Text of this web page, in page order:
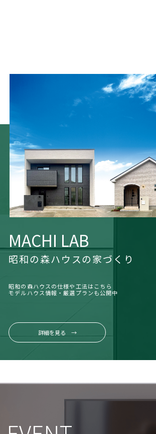
MACHI LAB
昭和の森ハウスの家づくり
昭和の森ハウスの仕様や工法はこちら
モデルハウス情報・厳選プランも公開中
詳細を見る →